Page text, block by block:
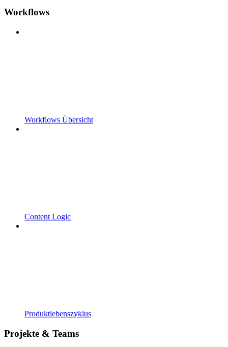
Workflows
Workflows Übersicht
Content Logic
Produktlebenszyklus
Projekte & Teams